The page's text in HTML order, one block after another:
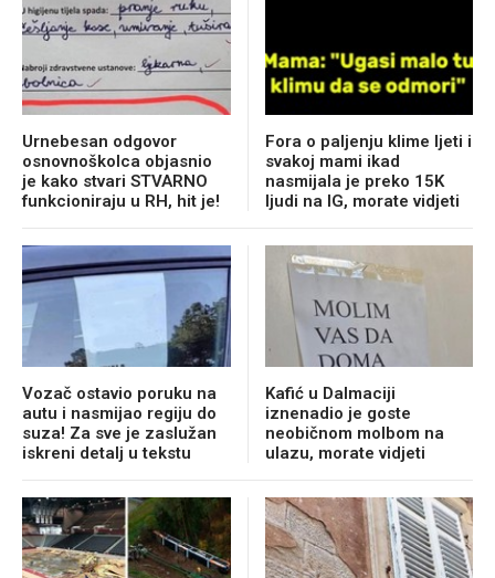
Urnebesan odgovor
osnovnoškolca objasnio
je kako stvari STVARNO
funkcioniraju u RH, hit je!
Fora o paljenju klime ljeti i
svakoj mami ikad
nasmijala je preko 15K
ljudi na IG, morate vidjeti
Vozač ostavio poruku na
autu i nasmijao regiju do
suza! Za sve je zaslužan
iskreni detalj u tekstu
Kafić u Dalmaciji
iznenadio je goste
neobičnom molbom na
ulazu, morate vidjeti